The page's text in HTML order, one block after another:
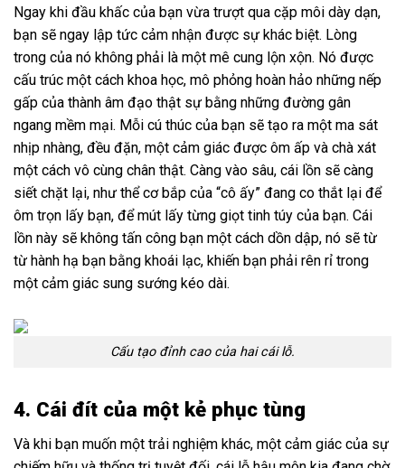
Ngay khi đầu khấc của bạn vừa trượt qua cặp môi dày dạn,
bạn sẽ ngay lập tức cảm nhận được sự khác biệt. Lòng
trong của nó không phải là một mê cung lộn xộn. Nó được
cấu trúc một cách khoa học, mô phỏng hoàn hảo những nếp
gấp của thành âm đạo thật sự bằng những đường gân
ngang mềm mại. Mỗi cú thúc của bạn sẽ tạo ra một ma sát
nhịp nhàng, đều đặn, một cảm giác được ôm ấp và chà xát
một cách vô cùng chân thật. Càng vào sâu, cái lồn sẽ càng
siết chặt lại, như thể cơ bắp của “cô ấy” đang co thắt lại để
ôm trọn lấy bạn, để mút lấy từng giọt tinh túy của bạn. Cái
lồn này sẽ không tấn công bạn một cách dồn dập, nó sẽ từ
từ hành hạ bạn bằng khoái lạc, khiến bạn phải rên rỉ trong
một cảm giác sung sướng kéo dài.
Cấu tạo đỉnh cao của hai cái lỗ.
4. Cái đít của một kẻ phục tùng
Và khi bạn muốn một trải nghiệm khác, một cảm giác của sự